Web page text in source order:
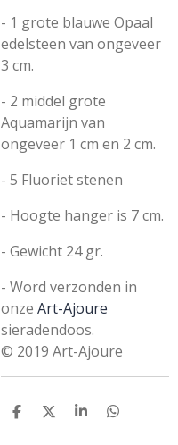
- 1 grote blauwe Opaal
edelsteen van ongeveer
3 cm.
- 2 middel grote
Aquamarijn van
ongeveer 1 cm en 2 cm.
- 5 Fluoriet stenen
- Hoogte hanger is 7 cm.
- Gewicht 24 gr.
- Word verzonden in
onze Art-Ajoure
sieradendoos.
© 2019 Art-Ajoure
D
D
S
D